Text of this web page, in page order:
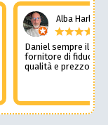
Alba Harley
Daniel sempre il
fornitore di fiducia
qualità e prezzo